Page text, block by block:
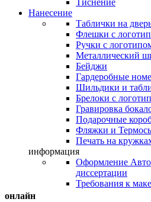
Тиснение
Нанесение
Таблички на
Флешки с
Ручки с
Металлический
Бейджи
Гардеробные
Шильдики и
Брелоки с
Гравировка
Подарочные
Фляжки и
Печать на
информация
Оформление
диссертации
Требования к
онлайн